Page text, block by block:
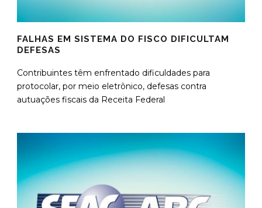
FALHAS EM SISTEMA DO FISCO DIFICULTAM
DEFESAS
Contribuintes têm enfrentado dificuldades para
protocolar, por meio eletrônico, defesas contra
autuações fiscais da Receita Federal